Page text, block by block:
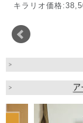
キラリオ価格